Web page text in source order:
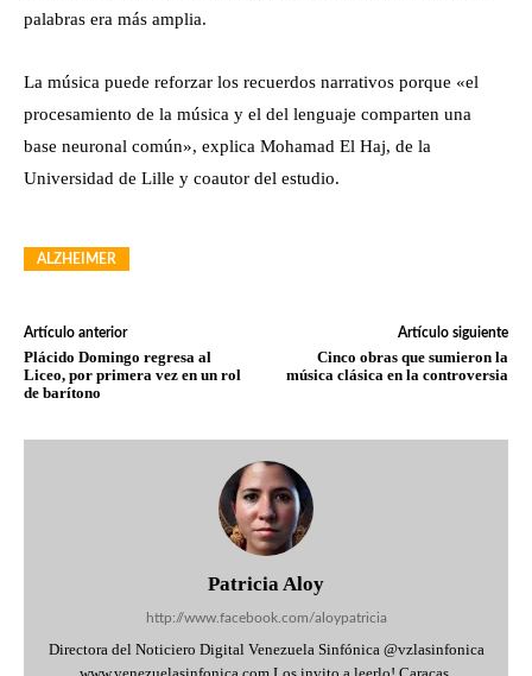
palabras era más amplia.
La música puede reforzar los recuerdos narrativos porque «el
procesamiento de la música y el del lenguaje comparten una
base neuronal común», explica Mohamad El Haj, de la
Universidad de Lille y coautor del estudio.
ALZHEIMER
Artículo anterior
Plácido Domingo regresa al
Liceo, por primera vez en un rol
de barítono
Artículo siguiente
Cinco obras que sumieron la
música clásica en la controversia
Patricia Aloy
http://www.facebook.com/aloypatricia
Directora del Noticiero Digital Venezuela Sinfónica @vzlasinfonica